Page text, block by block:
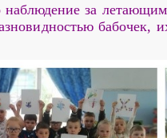
за
бабочек,